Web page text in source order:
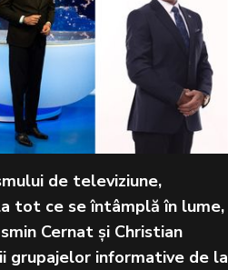
de televiziune,
tot ce se întâmplă în lume,
Cernat și Christian
grupajelor informative de la